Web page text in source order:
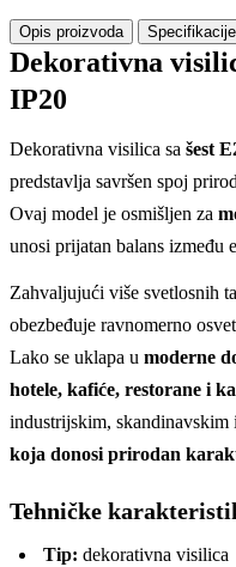
Opis proizvoda Specifikacije
Dekorativna
IP20
Dekorativna visilica sa šest
predstavlja savršen spoj
Ovaj model je osmišljen za
unosi prijatan balans između
Zahvaljujući više svetlosnih
obezbeđuje ravnomerno
Lako se uklapa u moderne
hotele, kafiće, restorane i
industrijskim, skandinavskim
koja donosi prirodan
Tehničke
Tip: dekorativna visilica